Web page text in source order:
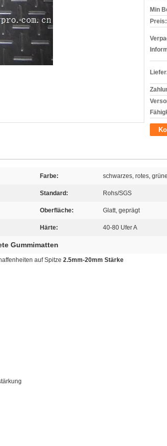
Min
Preis:
Farbe: schwarzes, rotes,
Standard: Rohs/SGS
Oberfläche: Glatt, geprägt
Härte: 40-80 Ufer A
Gummimatten
auf Spitze 2.5mm-20mm Stärke